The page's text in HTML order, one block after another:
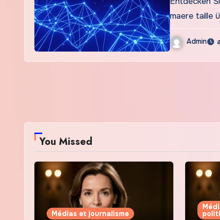
maere taille
Admin
You Missed
Médias et journalisme